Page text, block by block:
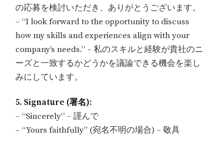
の応募を検討いただき、ありがとうございます。
– “I look forward to the opportunity to discuss
how my skills and experiences align with your
company’s needs.” – 私のスキルと経験が貴社のニ
ーズと一致するかどうかを議論できる機会を楽し
みにしています。
5. Signature (署名):
– “Sincerely” – 謹んで
– “Yours faithfully” (宛名不明の場合) – 敬具